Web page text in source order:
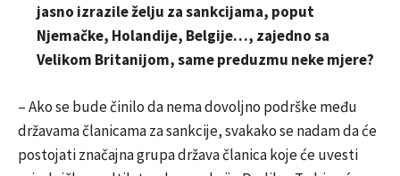
jasno izrazile želju za sankcijama, poput
Njemačke, Holandije, Belgije…, zajedno sa
Velikom Britanijom, same preduzmu neke mjere?
– Ako se bude činilo da nema dovoljno podrške među
državama članicama za sankcije, svakako se nadam da će
postojati značajna grupa država članica koje će uvesti